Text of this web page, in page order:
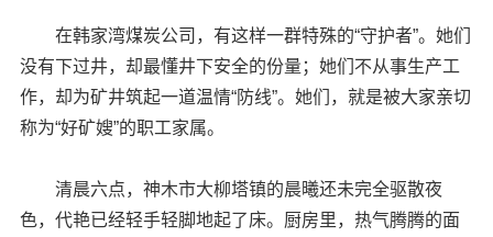
在韩家湾煤炭公司，有这样一群特殊的“守护者”。她们
没有下过井，却最懂井下安全的份量；她们不从事生产工
作，却为矿井筑起一道温情“防线”。她们，就是被大家亲切
称为“好矿嫂”的职工家属。
清晨六点，神木市大柳塔镇的晨曦还未完全驱散夜
色，代艳已经轻手轻脚地起了床。厨房里，热气腾腾的面